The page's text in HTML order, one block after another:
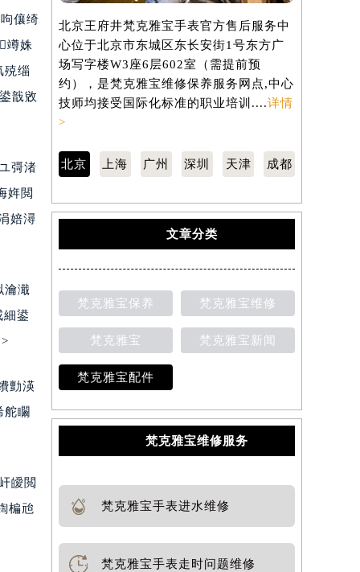
儴绮
竴姝
殑缁
戠敓
彁渚
姩閲
婄潯
瀹濈
細鍙
勯渶
舵矙
皧閲
楄兘
北京王府井梵克雅宝手表官方售后服务中
心位于北京市东城区东长安街1号东方广
场写字楼W3座6层602室（需提前预
约），是梵克雅宝维修保养服务网点,中心
技师均接受国际化标准的职业培训....详情
>
北京 上海 广州 深圳 天津 成都
文章分类
梵克雅宝保养 梵克雅宝维修
梵克雅宝 梵克雅宝新闻
梵克雅宝配件
梵克雅宝维修服务
梵克雅宝手表进水维修
梵克雅宝手表走时问题维修